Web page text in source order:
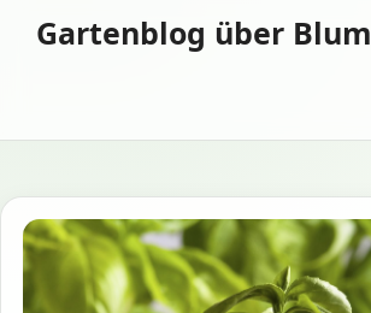
InhaltGartenblog über